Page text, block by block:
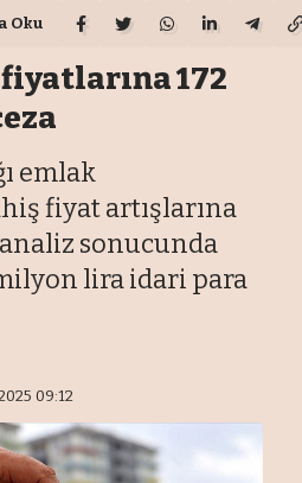
Oku
172
emlak
fiyat artışlarına
sonucunda
lira idari para
09:12